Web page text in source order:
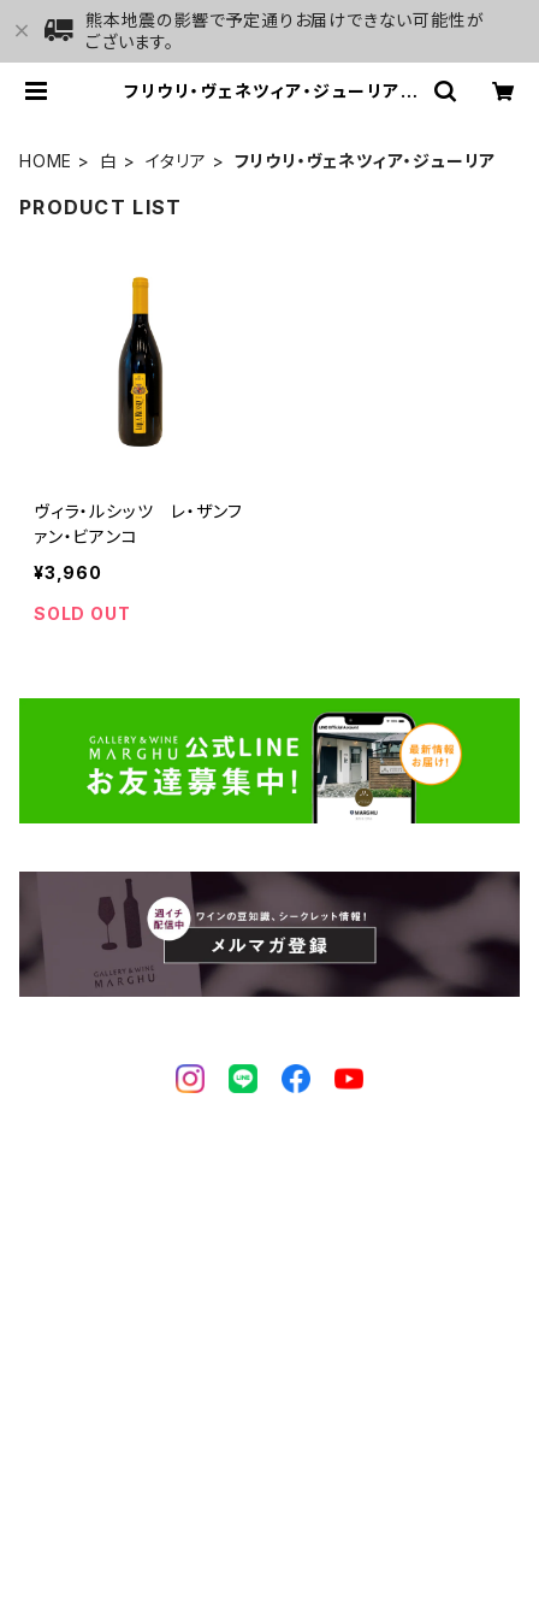
熊本地震の影響で予定通りお届けできない可能性が
ございます。
フリウリ・ヴェネツィア・ジューリア |
HOME 白 イタリア フリウリ・ヴェネツィア・ジューリア
PRODUCT LIST
ヴィラ・ルシッツ レ・ザンフ
ァン・ビアンコ
¥3,960
SOLD OUT